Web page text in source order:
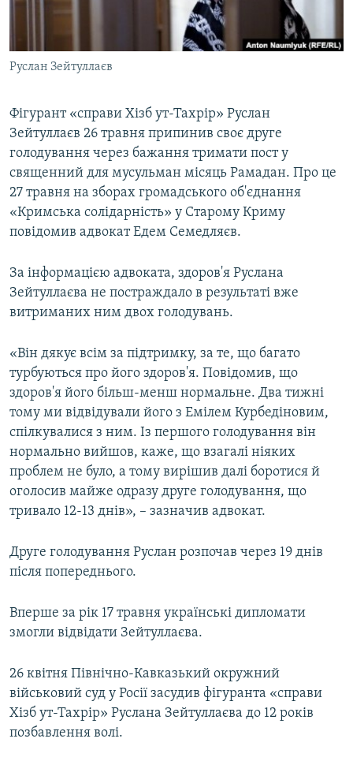
ВІДЕОУРОКИ «ELIFBE»
УКРАЇНСЬКА ПРОБЛЕМА КРИМУ
Qırımtatar
Усі сайти RFE/RL
Руслан Зейтуллаєв
Фігурант «справи Хізб ут-Тахрір» Руслан
Зейтуллаєв 26 травня припинив своє друге
голодування через бажання тримати пост у
священний для мусульман місяць Рамадан. Про це
27 травня на зборах громадського об'єднання
«Кримська солідарність» у Старому Криму
повідомив адвокат Едем Семедляєв.
За інформацією адвоката, здоров'я Руслана
Зейтуллаєва не постраждало в результаті вже
витриманих ним двох голодувань.
«Він дякує всім за підтримку, за те, що багато
турбуються про його здоров'я. Повідомив, що
здоров'я його більш-менш нормальне. Два тижні
тому ми відвідували його з Емілем Курбедіновим,
спілкувалися з ним. Із першого голодування він
нормально вийшов, каже, що взагалі ніяких
проблем не було, а тому вирішив далі боротися й
оголосив майже одразу друге голодування, що
тривало 12-13 днів», – зазначив адвокат.
Друге голодування Руслан розпочав через 19 днів
після попереднього.
Вперше за рік 17 травня українські дипломати
змогли відвідати Зейтуллаєва.
26 квітня Північно-Кавказький окружний
військовий суд у Росії засудив фігуранта «справи
Хізб ут-Тахрір» Руслана Зейтуллаєва до 12 років
позбавлення волі.